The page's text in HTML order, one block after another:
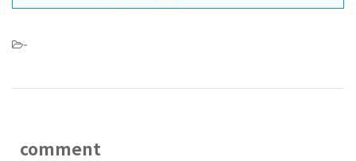
-
comment